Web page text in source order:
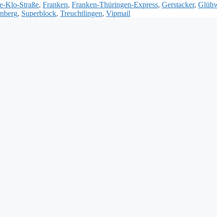
Klo-Straße, Franken, Franken-Thüringen-Express, Gerstacker,
, Superblock, Treuchtlingen, Vipmail